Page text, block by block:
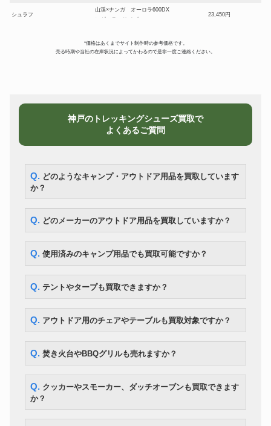
シュラフ
山渓×ナンガ オーロラ600DX
レギュラーサイズ
23,450円
型石油ストーブ
tent-Mark
ティドーム L
テント
東京クラフト モントープ オプシ
PANEL グレート ドゥーブル XL-
12,600円
スノーピーク TAKIBIタープオク
タ TP-430
トレッキングシューズ MONTURA YARU GTX 27.5cm 8,400円
トレッキングシューズ 21,700円
snow peak フィールドクッカー
スモーカー
Sinsei ホームスモーカー・ロビ
ン2
スモーカー 7,000円
ダッチオーブン 8,400円
カーミットチェア
Kermit Chair スタンダード ウォ
カーミットチェア Kermit Chair ワイドテーブル 23,100円
*価格はあくまでサイト制作時の参考価格です。
売る時期や当社の在庫状況によってかわるので是非一度ご連絡ください。
神戸のトレッキングシューズ買取で
よくあるご質問
Q. どのようなキャンプ・アウトドア用品を買取しています
か？
Q. どのメーカーのアウトドア用品を買取していますか？
Q. 使用済みのキャンプ用品でも買取可能ですか？
Q. テントやタープも買取できますか？
Q. アウトドア用のチェアやテーブルも買取対象ですか？
Q. 焚き火台やBBQグリルも売れますか？
Q. クッカーやスモーカー、ダッチオーブンも買取できます
か？